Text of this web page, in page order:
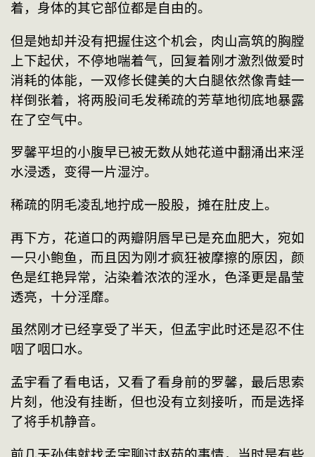
着，身体的其它部位都是自由的。
但是她却并没有把握住这个机会，肉山高筑的胸膛
上下起伏，不停地喘着气，回复着刚才激烈做爱时
消耗的体能，一双修长健美的大白腿依然像青蛙一
样倒张着，将两股间毛发稀疏的芳草地彻底地暴露
在了空气中。
罗馨平坦的小腹早已被无数从她花道中翻涌出来淫
水浸透，变得一片湿泞。
稀疏的阴毛凌乱地拧成一股股，摊在肚皮上。
再下方，花道口的两瓣阴唇早已是充血肥大，宛如
一只小鲍鱼，而且因为刚才疯狂被摩擦的原因，颜
色是红艳异常，沾染着浓浓的淫水，色泽更是晶莹
透亮，十分淫靡。
虽然刚才已经享受了半天，但孟宇此时还是忍不住
咽了咽口水。
孟宇看了看电话，又看了看身前的罗馨，最后思索
片刻，他没有挂断，但也没有立刻接听，而是选择
了将手机静音。